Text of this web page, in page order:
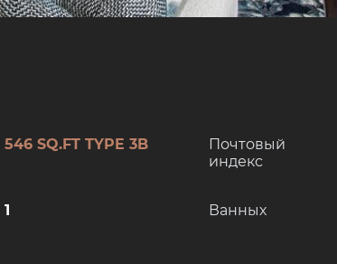
546 SQ.FT TYPE 3B
Почтовый
индекс
1 Ванных